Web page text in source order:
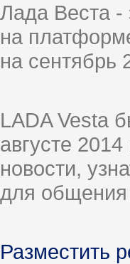
Лада Веста
на
на сентябрь
LADA Vesta
августе
новости,
для общения
Разместить